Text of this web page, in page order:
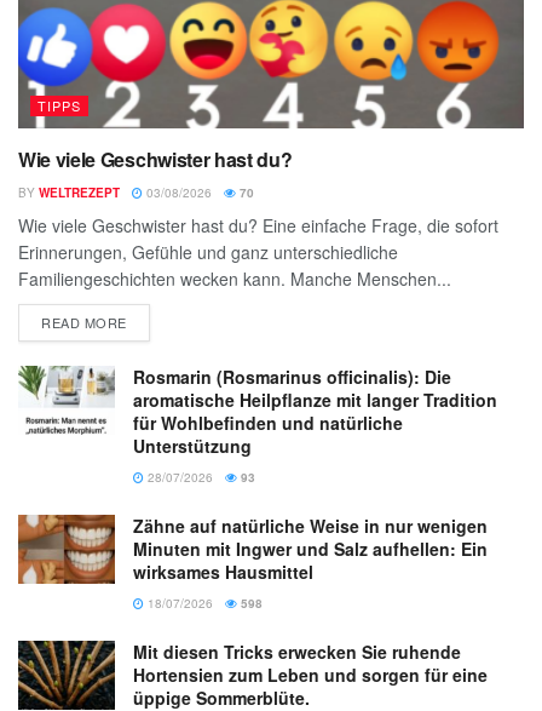
TIPPS
Wie viele Geschwister hast du?
BY WELTREZEPT 03/08/2026 70
Wie viele Geschwister hast du? Eine einfache Frage, die sofort
Erinnerungen, Gefühle und ganz unterschiedliche
Familiengeschichten wecken kann. Manche Menschen...
READ MORE
Rosmarin (Rosmarinus officinalis): Die
aromatische Heilpflanze mit langer Tradition
für Wohlbefinden und natürliche
Unterstützung
28/07/2026 93
Zähne auf natürliche Weise in nur wenigen
Minuten mit Ingwer und Salz aufhellen: Ein
wirksames Hausmittel
18/07/2026 598
Mit diesen Tricks erwecken Sie ruhende
Hortensien zum Leben und sorgen für eine
üppige Sommerblüte.